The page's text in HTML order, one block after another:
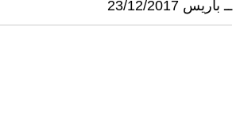
ــ باريس 23/12/2017